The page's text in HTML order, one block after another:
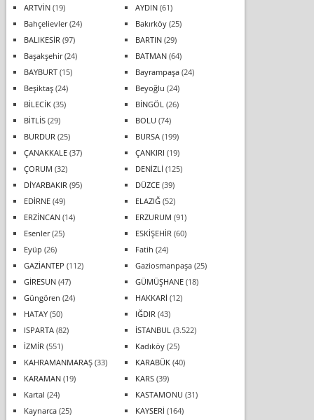
ARTVİN(19) AYDIN(61)
Bahçelievler(24) Bakırköy(25)
BALIKESİR (97) BARTIN(29)
Başakşehir(24) BATMAN(64)
BAYBURT(15) Bayrampaşa(24)
Beşiktaş(24) Beyoğlu (24)
BİLECİK(35) BİNGÖL (26)
BİTLİS(29) BOLU (74)
BURDUR (25) BURSA(199)
ÇANAKKALE(37) ÇANKIRI (19)
ÇORUM (32) DENİZLİ (125)
DİYARBAKIR (95) DÜZCE(39)
EDİRNE(49) ELAZIĞ(52)
ERZİNCAN(14) ERZURUM (91)
Esenler(25) ESKİŞEHİR (60)
Eyüp (26) Fatih (24)
GAZİANTEP (112) Gaziosmanpaşa(25)
GİRESUN(47) GÜMÜŞHANE(18)
Güngören (24) HAKKARİ (12)
HATAY(50) IĞDIR (43)
ISPARTA(82) İSTANBUL (3.522)
İZMİR (551) Kadıköy(25)
KAHRAMANMARAŞ(33) KARABÜK(40)
KARAMAN(19) KARS(39)
Kartal (24) KASTAMONU (31)
Kaynarca(25) KAYSERİ (164)